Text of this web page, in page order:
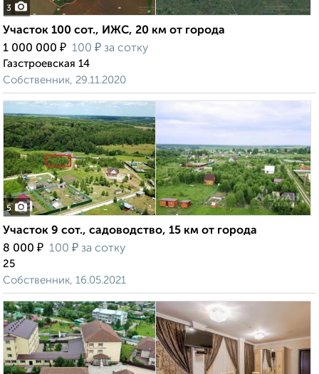
3
Участок 100 сот., ИЖС, 20 км от города
1 000 000 ₽ 100 ₽ за сотку
Газстроевская 14
Собственник, 29.11.2020
5
Участок 9 сот., садоводство, 15 км от города
8 000 ₽ 100 ₽ за сотку
25
Собственник, 16.05.2021